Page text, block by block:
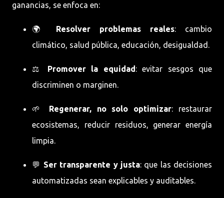
ganancias, se enfoca en:
🌍 Resolver problemas reales: cambio
climático, salud pública, educación, desigualdad.
⚖️ Promover la equidad: evitar sesgos que
discriminen o marginen.
🌱 Regenerar, no solo optimizar: restaurar
ecosistemas, reducir residuos, generar energía
limpia.
💬 Ser transparente y justa: que las decisiones
automatizadas sean explicables y auditables.